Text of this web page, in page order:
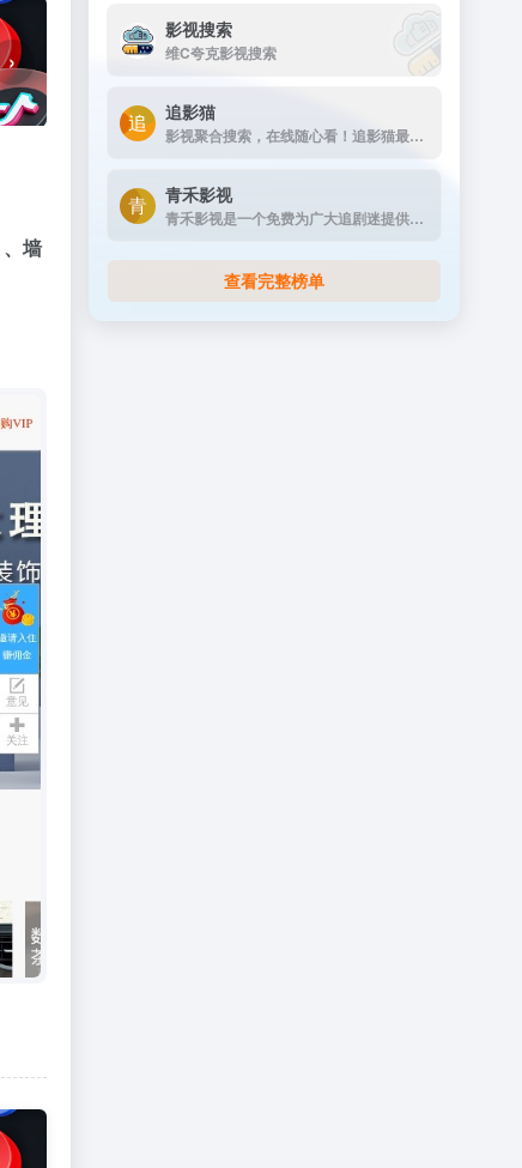
›
、墙
影视搜索
维C夸克影视搜索
追影猫
影视聚合搜索，在线随心看！追影猫最新地址发布页（zhuiyingmao.vip），汇集全球最全电影、电视剧、综艺、动漫、纪录片等影视资源站点！
青禾影视
青禾影视是一个免费为广大追剧迷提供在线播放的影视站，涵盖大量免费的VIP电视剧资源、最新上映大片、好看的综艺节目及动漫视频，是一个播放速度快，资源多的免费影视网站
查看完整榜单